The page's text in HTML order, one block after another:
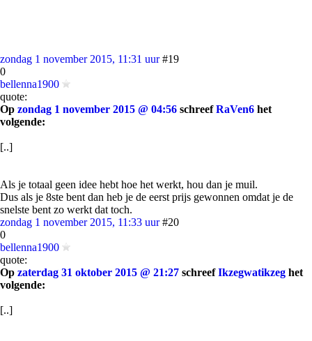
zondag 1 november 2015, 11:31 uur #19
0
bellenna1900
quote:
Op zondag 1 november 2015 @ 04:56 schreefRaVen6 het
volgende:
[..]
Als je totaal geen idee hebt hoe het werkt, hou dan je muil.
Dus als je 8ste bent dan heb je de eerst prijs gewonnen omdat je de
snelste bent zo werkt dat toch.
zondag 1 november 2015, 11:33 uur #20
0
bellenna1900
quote:
Op zaterdag 31 oktober 2015 @ 21:27 schreefIkzegwatikzeg het
volgende:
[..]